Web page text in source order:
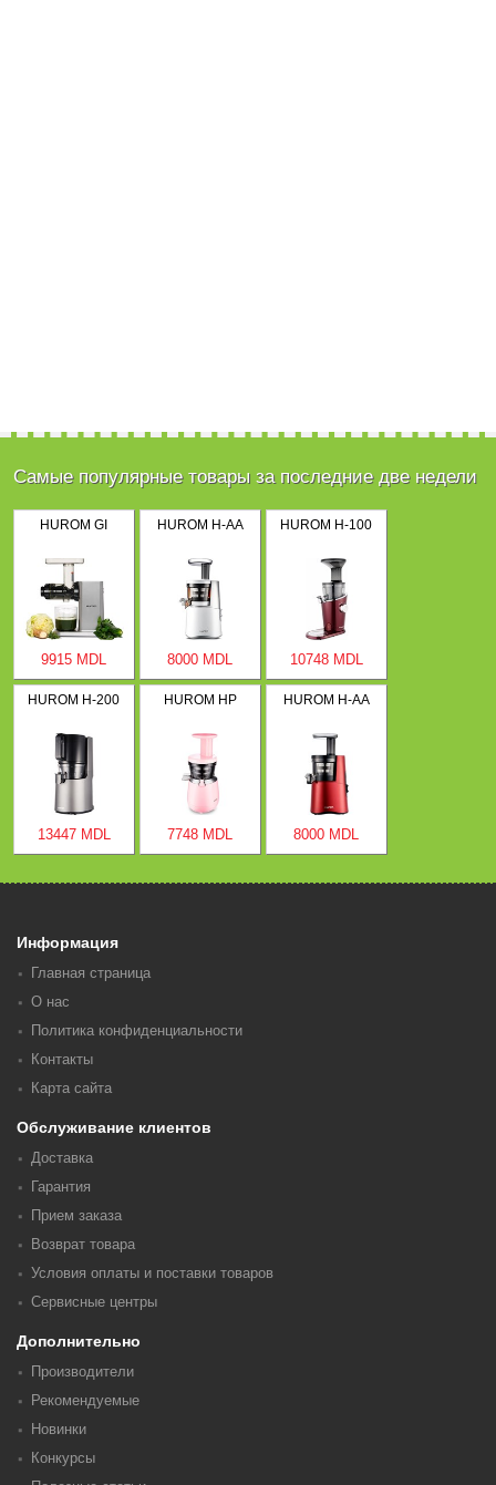
Самые популярные товары за последние две недели
HUROM GI
9915 MDL
HUROM H-AA
8000 MDL
HUROM H-100
10748 MDL
HUROM H-200
13447 MDL
HUROM HP
7748 MDL
HUROM H-AA
8000 MDL
Информация
Главная страница
О нас
Политика конфиденциальности
Контакты
Карта сайта
Обслуживание клиентов
Доставка
Гарантия
Прием заказа
Возврат товара
Условия оплаты и поставки товаров
Сервисные центры
Дополнительно
Производители
Рекомендуемые
Новинки
Конкурсы